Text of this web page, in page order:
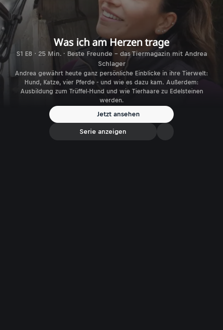
Was ich am Herzen trage
S1 E8 · 25 Min. · Beste Freunde - das Tiermagazin mit Andrea
Schlager
Andrea gewährt heute ganz persönliche Einblicke in ihre Tierwelt:
Hund, Katze, vier Pferde - und wie es dazu kam. Außerdem:
Ausbildung zum Trüffel-Hund und wie Tierhaare zu Edelsteinen
werden.
Jetzt ansehen
Serie anzeigen